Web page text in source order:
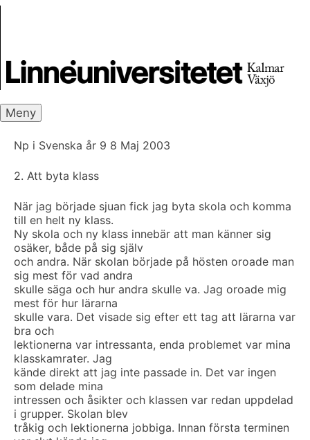
Meny
Np i Svenska år 9 8 Maj 2003
2. Att byta klass
När jag började sjuan fick jag byta skola och komma
till en helt ny klass.
Ny skola och ny klass innebär att man känner sig
osäker, både på sig själv
och andra. När skolan började på hösten oroade man
sig mest för vad andra
skulle säga och hur andra skulle va. Jag oroade mig
mest för hur lärarna
skulle vara. Det visade sig efter ett tag att lärarna var
bra och
lektionerna var intressanta, enda problemet var mina
klasskamrater. Jag
kände direkt att jag inte passade in. Det var ingen
som delade mina
intressen och åsikter och klassen var redan uppdelad
i grupper. Skolan blev
tråkig och lektionerna jobbiga. Innan första terminen